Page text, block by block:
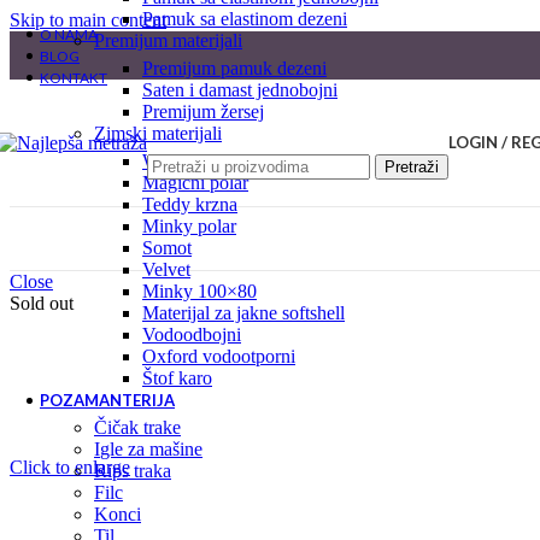
Skip to main content
O NAMA
BLOG
KONTAKT
Pretraži
LOGIN /
pamuk sa elastinom dezeni
premijum materijali
premijum pamuk dezeni
saten i damast jednobojni
premijum žersej
zimski materijali
welsoft
magični polar
teddy krzna
minky polar
somot
velvet
minky 100×80
materijal za jakne softshell
vodoodbojni
oxford vodootporni
štof karo
POZAMANTERIJA
čičak trake
igle za mašine
rips traka
filc
konci
til
Close
Sold out
Click to enlarge